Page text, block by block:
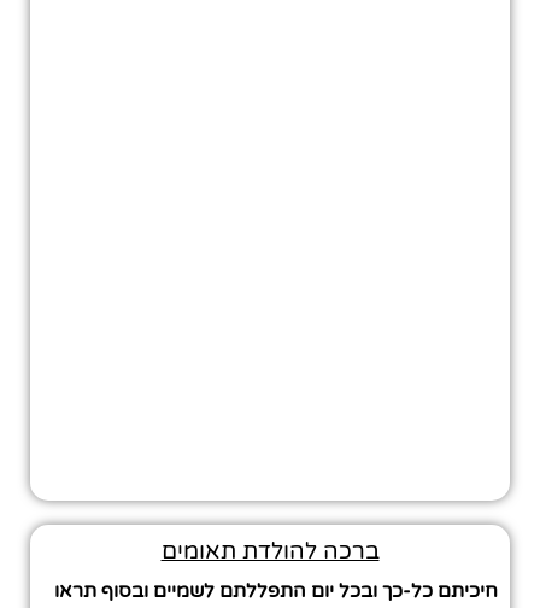
ברכה להולדת תאומים
חיכיתם כל-כך ובכל יום התפללתם לשמיים ובסוף תראו